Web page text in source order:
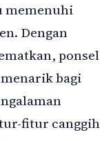
memenuhi
Dengan
ponsel
bagi
fitur canggih